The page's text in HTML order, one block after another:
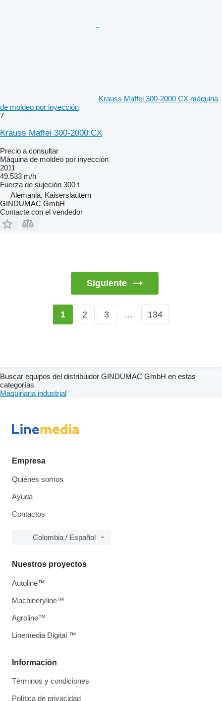
Krauss Maffei 300-2000 CX máquina
de moldeo por inyección
7
Krauss Maffei 300-2000 CX
Precio a consultar
Máquina de moldeo por inyección
2011
49.533 m/h
Fuerza de sujeción 300 t
Alemania, Kaiserslautern
GINDUMAC GmbH
Contacte con el vendedor
Siguiente
1 2 3 … 134
Buscar equipos del distribuidor GINDUMAC GmbH en estas
categorías
Maquinaria industrial
Empresa
Quiénes somos
Ayuda
Contactos
Colombia / Español
Información
Términos y condiciones
Política de privacidad
Nuestros proyectos
Autoline™
Machineryline™
Agroline™
Linemedia Digital ™